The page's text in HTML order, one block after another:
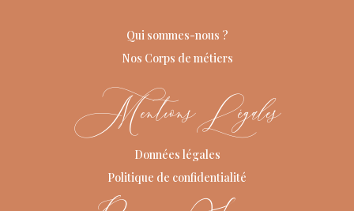
Qui sommes-nous ?
Nos Corps de métiers
Mentions Légales
Données légales
Politique de confidentialité